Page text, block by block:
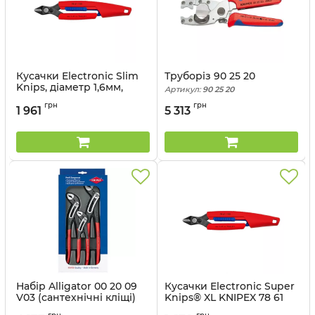
Кусачки Electronic Slim
Knips, діаметр 1,6мм,
V01 V01 (з чохлом)
1 961 грн
Труборіз 90 25 20
Артикул: 90 25 20
5 313 грн
Набір Alligator 00 20 09
V03 (сантехнічні кліщі)
Кусачки Electronic Super
Knips® XL KNIPEX 78 61